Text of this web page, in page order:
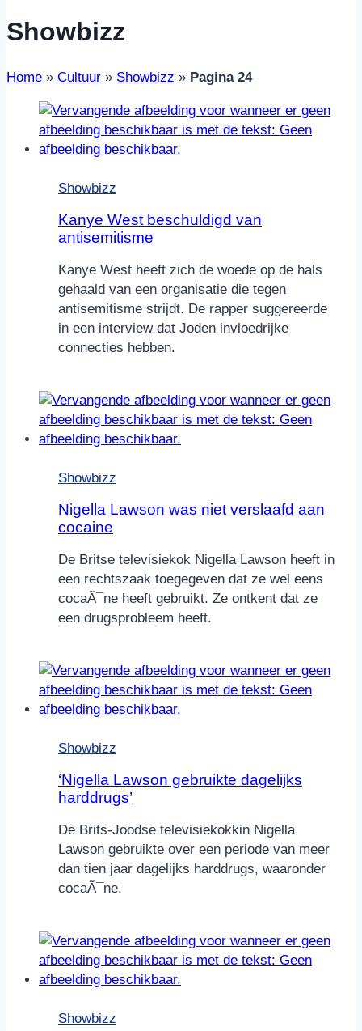
Showbizz
Home » Cultuur » Showbizz » Pagina 24
Showbizz
Kanye West beschuldigd van
antisemitisme
Kanye West heeft zich de woede op de hals
gehaald van een organisatie die tegen
antisemitisme strijdt. De rapper suggereerde
in een interview dat Joden invloedrijke
connecties hebben.
Showbizz
Nigella Lawson was niet verslaafd aan
cocaine
De Britse televisiekok Nigella Lawson heeft in
een rechtszaak toegegeven dat ze wel eens
cocaÃ¯ne heeft gebruikt. Ze ontkent dat ze
een drugsprobleem heeft.
Showbizz
‘Nigella Lawson gebruikte dagelijks
harddrugs’
De Brits-Joodse televisiekokkin Nigella
Lawson gebruikte over een periode van meer
dan tien jaar dagelijks harddrugs, waaronder
cocaÃ¯ne.
Showbizz